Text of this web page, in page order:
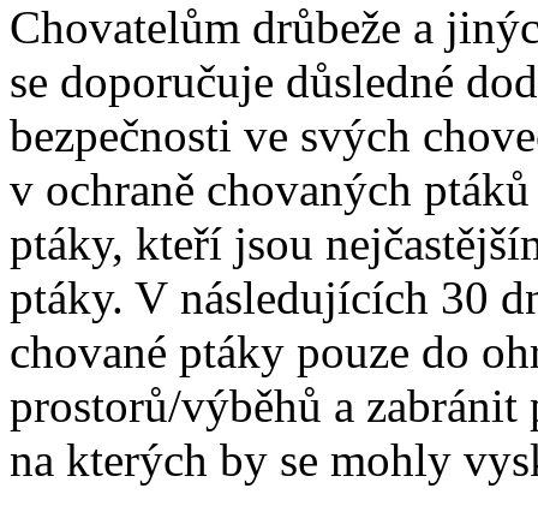
Chovatelům drůbeže a
se doporučuje důsledné
bezpečnosti ve svých
v ochraně chovaných
ptáky, kteří jsou
ptáky. V následujících 30
chované ptáky pouze do
prostorů/výběhů a
na kterých by se mohly